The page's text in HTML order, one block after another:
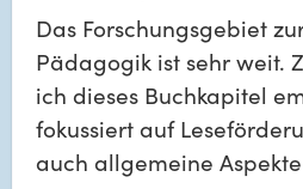
Das Forschungsgebiet
Pädagogik ist sehr weit.
ich dieses Buchkapitel
fokussiert auf
auch allgemeine